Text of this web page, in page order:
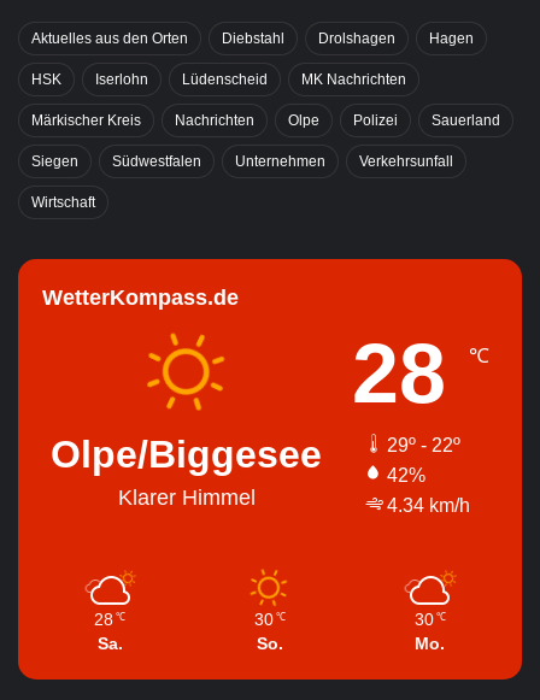
Aktuelles aus den Orten Diebstahl Drolshagen Hagen
HSK Iserlohn Lüdenscheid MK Nachrichten
Märkischer Kreis Nachrichten Olpe Polizei Sauerland
Siegen Südwestfalen Unternehmen Verkehrsunfall
Wirtschaft
WetterKompass.de
Olpe/Biggesee
Klarer Himmel
28 ℃
29º - 22º
42%
4.34 km/h
28 ℃
Sa.
30 ℃
So.
30 ℃
Mo.